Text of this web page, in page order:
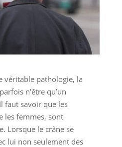
véritable pathologie, la
n’être qu’un
faut savoir que les
les femmes, sont
Lorsque le crâne se
lui non seulement des